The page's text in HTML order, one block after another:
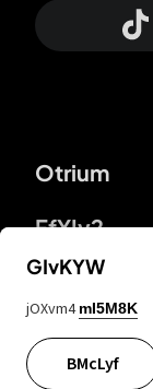
Otrium
FfYIy2
Lj7sBL
GIvKYW
jOXvm4 mI5M8K
BMcLyf